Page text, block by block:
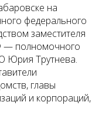
на
федерального
заместителя
— полномочного
Юрия Трутнева.
главы
и корпораций,